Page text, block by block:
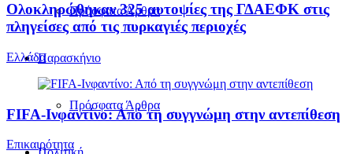
Πρόσφατα Άρθρα
Παρασκήνιο
Πρόσφατα Άρθρα
Ολοκληρώθηκαν 325 αυτοψίες της ΓΔΑΕΦΚ στις
πληγείσες από τις πυρκαγιές περιοχές
Ελλάδα
FIFA-Ινφαντίνο: Από τη συγγνώμη στην αντεπίθεση
Επικαιρότητα